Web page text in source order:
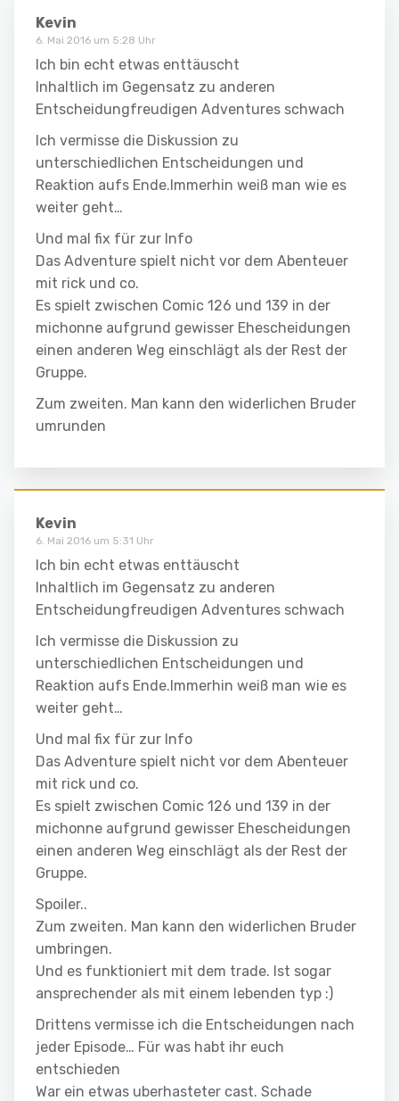
Kevin
6. Mai 2016 um 5:28 Uhr
Ich bin echt etwas enttäuscht
Inhaltlich im Gegensatz zu anderen
Entscheidungfreudigen Adventures schwach
Ich vermisse die Diskussion zu
unterschiedlichen Entscheidungen und
Reaktion aufs Ende.Immerhin weiß man wie es
weiter geht…
Und mal fix für zur Info
Das Adventure spielt nicht vor dem Abenteuer
mit rick und co.
Es spielt zwischen Comic 126 und 139 in der
michonne aufgrund gewisser Ehescheidungen
einen anderen Weg einschlägt als der Rest der
Gruppe.
Zum zweiten. Man kann den widerlichen Bruder
umrunden
Kevin
6. Mai 2016 um 5:31 Uhr
Ich bin echt etwas enttäuscht
Inhaltlich im Gegensatz zu anderen
Entscheidungfreudigen Adventures schwach
Ich vermisse die Diskussion zu
unterschiedlichen Entscheidungen und
Reaktion aufs Ende.Immerhin weiß man wie es
weiter geht…
Und mal fix für zur Info
Das Adventure spielt nicht vor dem Abenteuer
mit rick und co.
Es spielt zwischen Comic 126 und 139 in der
michonne aufgrund gewisser Ehescheidungen
einen anderen Weg einschlägt als der Rest der
Gruppe.
Spoiler..
Zum zweiten. Man kann den widerlichen Bruder
umbringen.
Und es funktioniert mit dem trade. Ist sogar
ansprechender als mit einem lebenden typ :)
Drittens vermisse ich die Entscheidungen nach
jeder Episode… Für was habt ihr euch
entschieden
War ein etwas uberhasteter cast. Schade